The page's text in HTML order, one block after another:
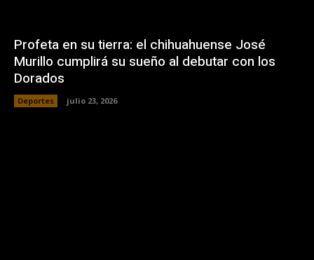
Profeta en su tierra: el chihuahuense José
Murillo cumplirá su sueño al debutar con los
Dorados
Deportes julio 23, 2026